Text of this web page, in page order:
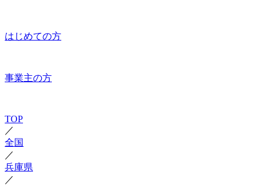
はじめての方
事業主の方
TOP
／
全国
／
兵庫県
／